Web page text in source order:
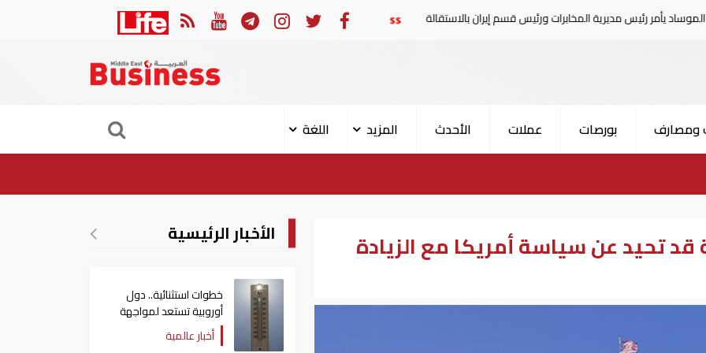
المخابرات ورئيس قسم إيران بالاستقالة السعودية تعلن إصابة 11 مدنيا في هجوم حوثي على نجران
ومصارف بورصات عملات الأحدث المزيد
اللغة
تحيد عن سياسة أمريكا مع الزيادة الأخبار الرئيسية
خطوات استثنائية.. دول
أوروبية تستعد لمواجهة
موجة حر غير مسبوقة
أخبار عالمية